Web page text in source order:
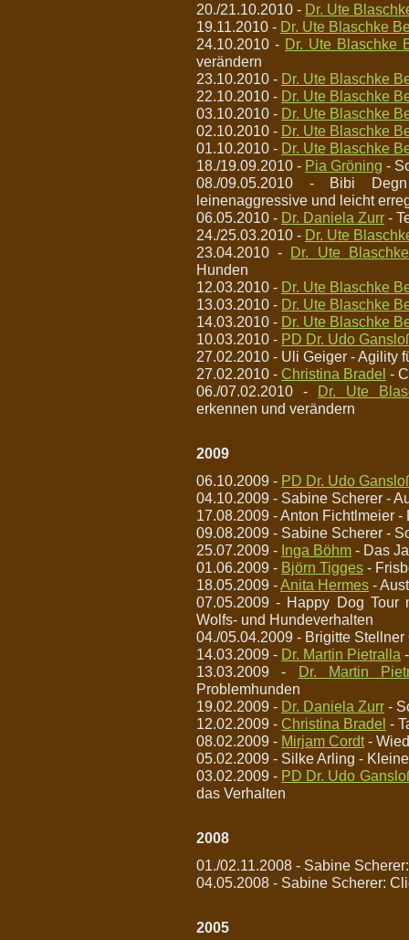
20./21.10.2010 - Dr. Ute
19.11.2010 - Dr. Ute Blaschke
24.10.2010 - Dr. Ute Blaschke
verändern
23.10.2010 - Dr. Ute Blaschke
22.10.2010 - Dr. Ute Blaschke
03.10.2010 - Dr. Ute Blaschke
02.10.2010 - Dr. Ute Blaschke
01.10.2010 - Dr. Ute Blaschke
18./19.09.2010 - Pia Gröning -
08./09.05.2010 - Bibi
leinenaggressive und leicht
06.05.2010 - Dr. Daniela Zurr -
24./25.03.2010 - Dr. Ute
23.04.2010 - Dr. Ute
Hunden
12.03.2010 - Dr. Ute Blaschke
13.03.2010 - Dr. Ute Blaschke
14.03.2010 - Dr. Ute Blaschke
10.03.2010 - PD Dr. Udo
27.02.2010 - Uli Geiger - Agility
27.02.2010 - Christina Bradel -
06./07.02.2010 - Dr. Ute
erkennen und verändern
2009
06.10.2009 - PD Dr. Udo
04.10.2009 - Sabine Scherer -
17.08.2009 - Anton Fichtlmeier
09.08.2009 - Sabine Scherer -
25.07.2009 - Inga Böhm - Das
01.06.2009 - Björn Tigges -
18.05.2009 -Anita Hermes -
07.05.2009 - Happy Dog
Wolfs- und Hundeverhalten
04./05.04.2009 - Brigitte
14.03.2009 - Dr. Martin Pietralla
13.03.2009 - Dr. Martin
Problemhunden
19.02.2009 - Dr. Daniela Zurr -
12.02.2009 - Christina Bradel -
08.02.2009 - Mirjam Cordt-
05.02.2009 - Silke Arling -
03.02.2009 - PD Dr. Udo
das Verhalten
2008
01./02.11.2008 - Sabine
04.05.2008 - Sabine Scherer:
2005